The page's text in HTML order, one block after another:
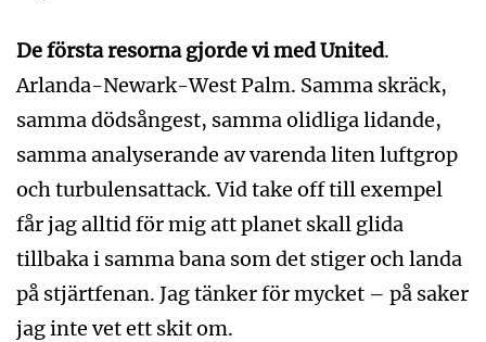
De första resorna gjorde vi med United.
Arlanda-Newark-West Palm. Samma skräck,
samma dödsångest, samma olidliga lidande,
samma analyserande av varenda liten luftgrop
och turbulensattack. Vid take off till exempel
får jag alltid för mig att planet skall glida
tillbaka i samma bana som det stiger och landa
på stjärtfenan. Jag tänker för mycket – på saker
jag inte vet ett skit om.